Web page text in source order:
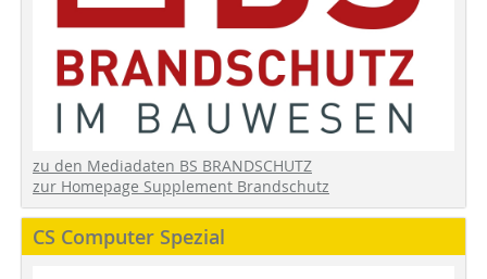
zu den Mediadaten BS BRANDSCHUTZ
zur Homepage Supplement Brandschutz
CS Computer Spezial